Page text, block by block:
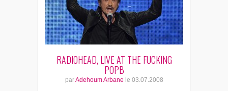
RADIOHEAD, LIVE AT THE FUCKING
POPB
parAdehoum Arbane le 03.07.2008